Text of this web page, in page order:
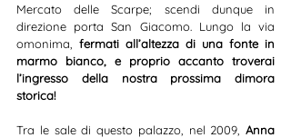
Mercato delle Scarpe; scendi dunque in
direzione porta San Giacomo. Lungo la via
omonima, fermati all’altezza di una fonte in
marmo bianco, e proprio accanto troverai
l’ingresso della nostra prossima dimora
storica!
Tra le sale di questo palazzo, nel 2009, Anna